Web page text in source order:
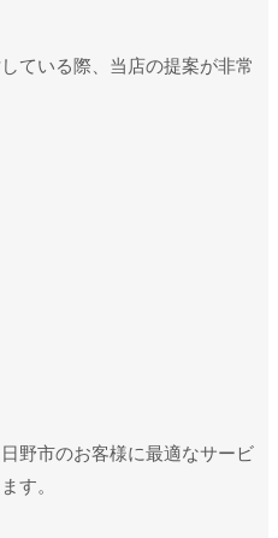
ている際、当店の提案が非常
野市のお客様に最適なサービ
す。